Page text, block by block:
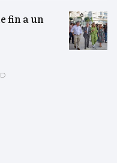
fin a un